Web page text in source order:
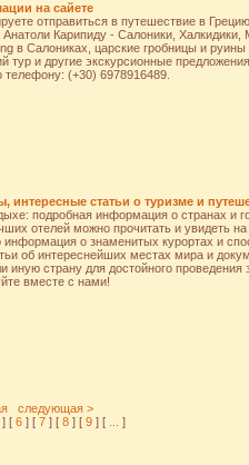
на сайете
отправиться в путешествие в
Анатоли Карипиду - Салоники,
в Салониках, царские гробницы и руины
тур и другие экскурсионные
(+30) 6978916489.
статьи о туризме и
подробная информация о странах и
отелей можно прочитать и увидеть на
информация о знаменитых курортах и
об интереснейших местах мира и
страну для достойного проведения
вместе с нами!
следующая >
] [ 6 ] [ 7 ] [ 8 ] [ 9 ] [ ]